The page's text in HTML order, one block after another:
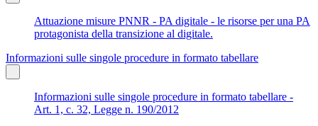
Attuazione misure PNNR - PA digitale - le risorse per una PA
protagonista della transizione al digitale.
Informazioni sulle singole procedure in formato tabellare
Informazioni sulle singole procedure in formato tabellare -
Art. 1, c. 32, Legge n. 190/2012